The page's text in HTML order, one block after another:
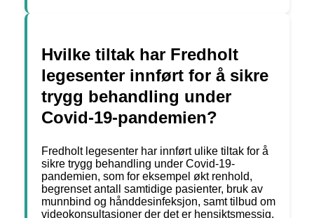
Hvilke tiltak har Fredholt
legesenter innført for å sikre
trygg behandling under
Covid-19-pandemien?
Fredholt legesenter har innført ulike tiltak for å
sikre trygg behandling under Covid-19-
pandemien, som for eksempel økt renhold,
begrenset antall samtidige pasienter, bruk av
munnbind og hånddesinfeksjon, samt tilbud om
videokonsultasjoner der det er hensiktsmessig.